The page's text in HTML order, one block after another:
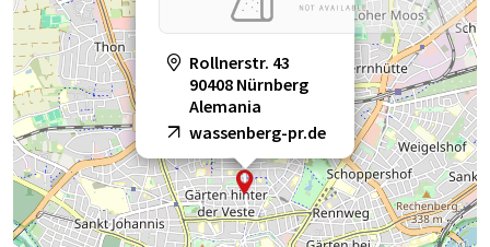
Rollnerstr. 43
90408 Nürnberg
Alemania
wassenberg-pr.de